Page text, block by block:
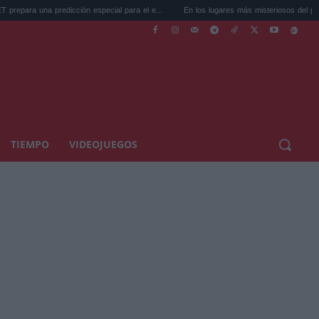
especial para el e... En los lugares más misteriosos del planeta: Stoneh...
TIEMPO VIDEOJUEGOS